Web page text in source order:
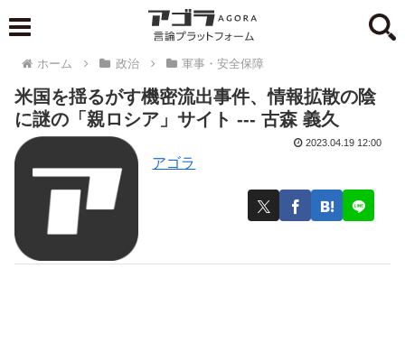
ホーム 政治 軍事・安全保障
米国を揺るがす機密流出事件、情報拡散の陰
に謎の「親ロシア」サイト --- 古森 義久
アゴラ
2023.04.19 12:00